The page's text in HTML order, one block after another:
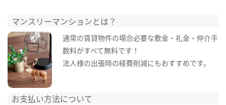
マンスリーマンションとは？
通常の賃貸物件の場合必要な敷金・礼金・仲介手
数料がすべて無料です！
法人様の出張時の経費削減にもおすすめです。
お支払い方法について